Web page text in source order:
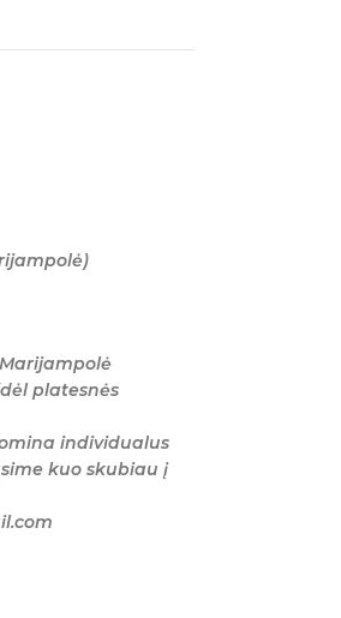
platesnės
individualus
kuo skubiau į